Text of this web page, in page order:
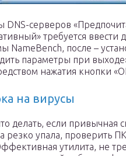
DNS-серверов
требуется ввести
NameBench, после –
параметры при
нажатия кнопки
на вирусы
делать, если привычная
резко упала, проверить
утилита, не